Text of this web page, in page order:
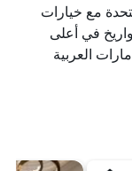
مع خيارات
في أعلى
العربية